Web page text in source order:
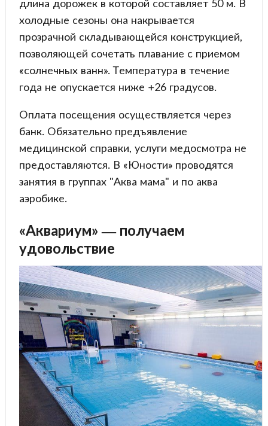
длина дорожек в которой составляет 50 м. В
холодные сезоны она накрывается
прозрачной складывающейся конструкцией,
позволяющей сочетать плавание с приемом
«солнечных ванн». Температура в течение
года не опускается ниже +26 градусов.
Оплата посещения осуществляется через
банк. Обязательно предъявление
медицинской справки, услуги медосмотра не
предоставляются. В «Юности» проводятся
занятия в группах "Аква мама" и по аква
аэробике.
«Аквариум» — получаем
удовольствие